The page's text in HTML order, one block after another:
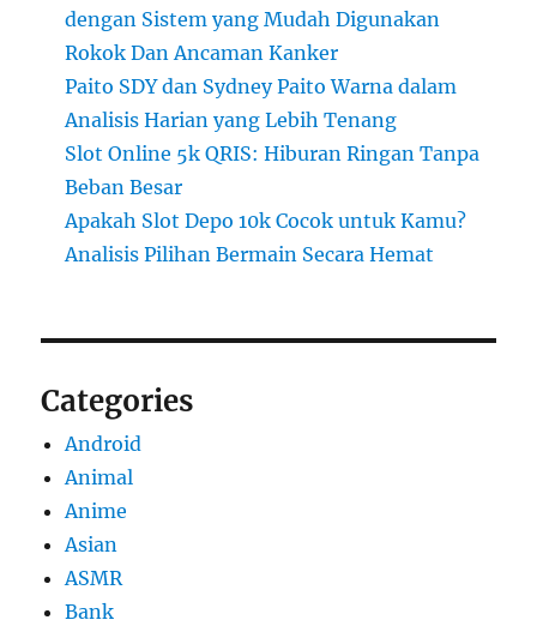
dengan Sistem yang Mudah Digunakan
Rokok Dan Ancaman Kanker
Paito SDY dan Sydney Paito Warna dalam
Analisis Harian yang Lebih Tenang
Slot Online 5k QRIS: Hiburan Ringan Tanpa
Beban Besar
Apakah Slot Depo 10k Cocok untuk Kamu?
Analisis Pilihan Bermain Secara Hemat
Categories
Android
Animal
Anime
Asian
ASMR
Bank